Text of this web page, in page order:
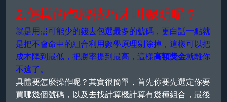
2.怎樣的包牌技巧才叫聰明呢？
就是用盡可能少的錢去包選最多的號碼，更白話一點就
是把不會命中的組合利用數學原理剔除掉，這樣可以把
成本降到最低，把勝率提到最高，這樣高額獎金就離你
不遠了。
具體要怎麼操作呢？其實很簡單，首先你要先選定你要
買哪幾個號碼，以及去找計算機計算有幾種組合，最後